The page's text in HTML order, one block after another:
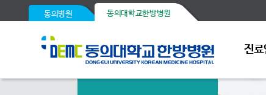
동의병원 동의대학교한방병원
진료